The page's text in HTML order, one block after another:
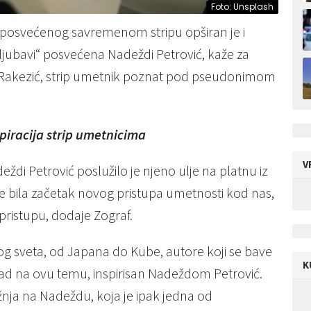
Foto: Unsplash
savremenom stripu opširan je i
posvećena Nadeždi Petrović, kaže za
strip umetnik poznat pod pseudonimom
strip umetnicima
Petrović poslužilo je njeno ulje na platnu iz
bila začetak novog pristupa umetnosti kod nas,
dodaje Zograf.
sveta, od Japana do Kube, autore koji se bave
na ovu temu, inspirisan Nadeždom Petrović.
na Nadeždu, koja je ipak jedna od